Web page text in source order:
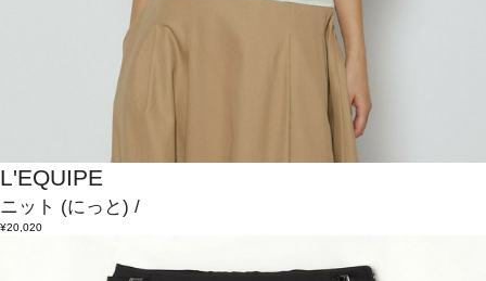
L'EQUIPE
ニット (にっと) /
¥20,020